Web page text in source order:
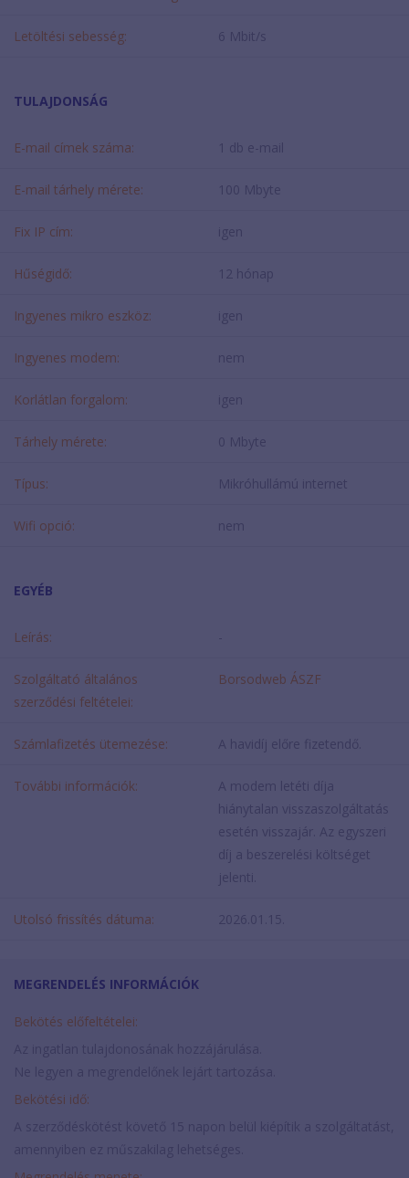
Letöltési sebesség: 6 Mbit/s
TULAJDONSÁG
E-mail címek száma: 1 db e-mail
E-mail tárhely mérete: 100 Mbyte
Fix IP cím: igen
Hűségidő: 12 hónap
Ingyenes mikro eszköz: igen
Ingyenes modem: nem
Korlátlan forgalom: igen
Tárhely mérete: 0 Mbyte
Típus: Mikróhullámú internet
Wifi opció: nem
EGYÉB
Leírás: -
Szolgáltató általános
szerződési feltételei:
Borsodweb ÁSZF
Számlafizetés ütemezése: A havidíj előre fizetendő.
További információk:
A modem letéti díja
hiánytalan visszaszolgáltatás
esetén visszajár. Az egyszeri
díj a beszerelési költséget
jelenti.
Utolsó frissítés dátuma: 2026.01.15.
MEGRENDELÉS INFORMÁCIÓK
Bekötés előfeltételei:
Bekötési idő: